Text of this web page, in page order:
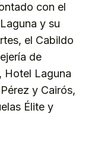
con el
y su
el Cabildo
de
Hotel Laguna
y Cairós,
Élite y